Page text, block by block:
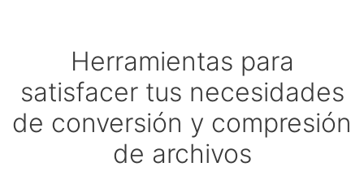
Herramientas para
satisfacer tus necesidades
de conversión y compresión
de archivos